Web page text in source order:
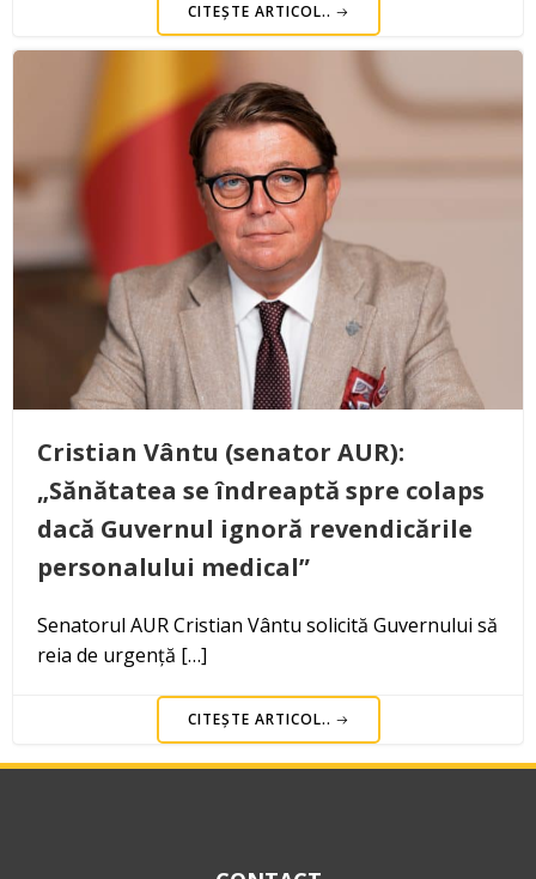
CITEȘTE ARTICOL..
Cristian Vântu (senator AUR):
„Sănătatea se îndreaptă spre colaps
dacă Guvernul ignoră revendicările
personalului medical”
Senatorul AUR Cristian Vântu solicită Guvernului să
reia de urgență […]
CITEȘTE ARTICOL..